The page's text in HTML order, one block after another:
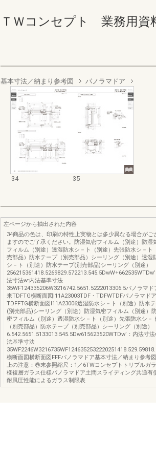
ＴＷコンセプト 業務用資
基本寸法／納まり参考図 パノラマドア
34 35
左ページから抽出された内容
34商品の色は、印刷の特性上実物とは多少異なる場合がご
ますのでご了承ください。防湿気密フィルム（別途）防湿
フィルム（別途）透湿防水シ－ト（別途）先張防水シ－ト
売部品）防水テープ（別売部品）シーリング（別途）透湿
シ－ト（別途）防水テープ(別売部品)シーリング（別途）
法寸法w:内法基準寸法
35WF124335206W3216742.5651.5222013306.5パノラマド
来TDFTG横断面図I11A23003TDF・TDFWTDFパノラマド
TDFFTG横断面図I11A23006透湿防水シ－ト（別途）防水
(別売部品)シーリング（別途）防湿気密フィルム（別途）
密フィルム（別途）透湿防水シ－ト（別途）先張防水シ－
（別売部品）防水テープ（別売部品）シーリング（別途）
6.542.5651.5133013.545.5Dw615623520WTDw’：内法寸法
法基準寸法
横断面図横断面図FFFパノラマドア基本寸法／納まり参考
上の注意：巻末参照縮尺：1／6TWコンセプトトリプルガ
様複層ガラス仕様パノラマドア土間スライディング共通有
耐風圧性能によるガラス制限表